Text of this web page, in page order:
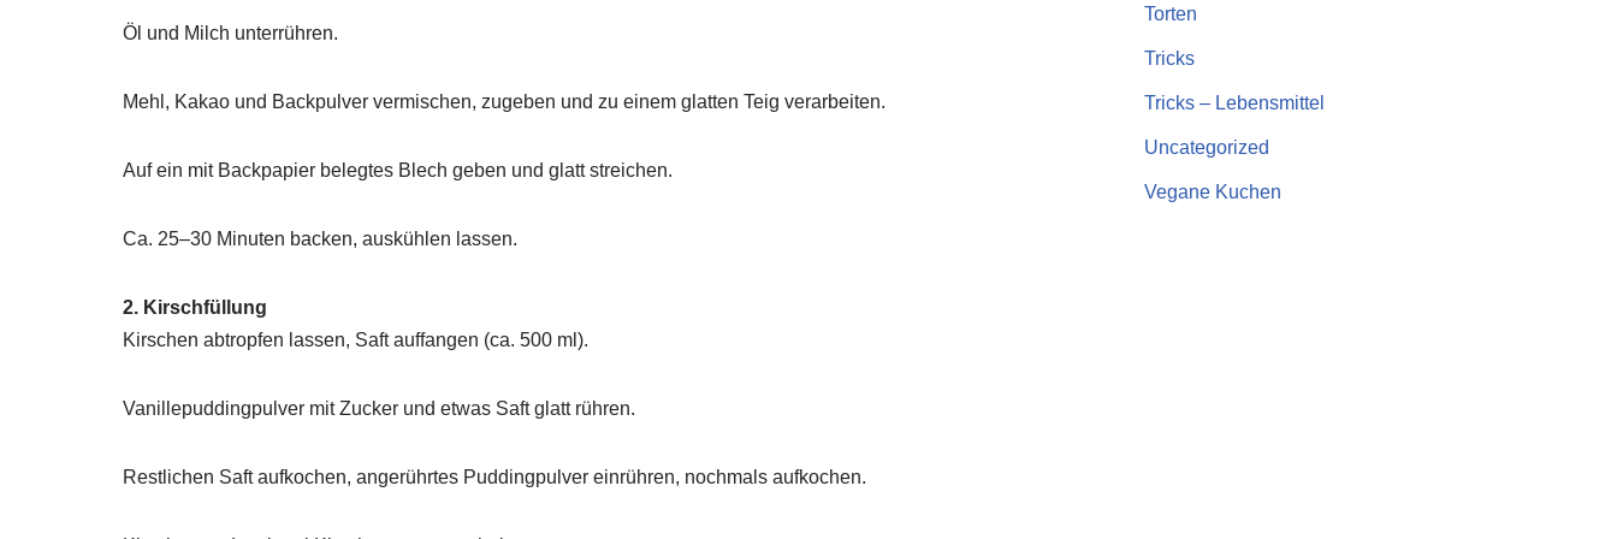
Öl und Milch unterrühren.
Mehl, Kakao und Backpulver vermischen, zugeben und zu einem glatten Teig verarbeiten.
Auf ein mit Backpapier belegtes Blech geben und glatt streichen.
Ca. 25–30 Minuten backen, auskühlen lassen.
2. Kirschfüllung
Kirschen abtropfen lassen, Saft auffangen (ca. 500 ml).
Vanillepuddingpulver mit Zucker und etwas Saft glatt rühren.
Restlichen Saft aufkochen, angerührtes Puddingpulver einrühren, nochmals aufkochen.
Torten
Tricks
Tricks – Lebensmittel
Uncategorized
Vegane Kuchen